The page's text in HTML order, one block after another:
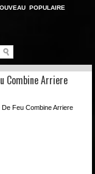
POPULAIRE
Combine Arriere
Feu Combine Arriere